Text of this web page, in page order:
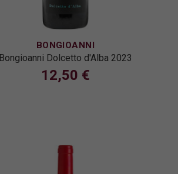
BONGIOANNI
Bongioanni Dolcetto d'Alba 2023
12,50 €